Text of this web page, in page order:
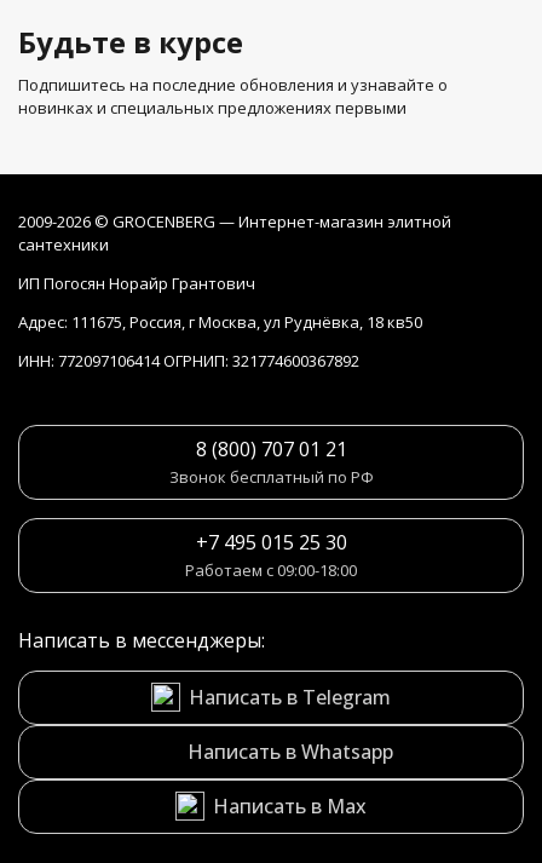
Будьте в курсе
Подпишитесь на последние обновления и узнавайте о
новинках и специальных предложениях первыми
2009-2026 © GROCENBERG — Интернет-магазин элитной
сантехники
ИП Погосян Норайр Грантович
Адрес: 111675, Россия, г Москва, ул Руднёвка, 18 кв50
ИНН: 772097106414 ОГРНИП: 321774600367892
8 (800) 707 01 21
Звонок бесплатный по РФ
+7 495 015 25 30
Работаем с 09:00-18:00
Написать в мессенджеры:
Написать в Telegram
Написать в Whatsapp
Написать в Max